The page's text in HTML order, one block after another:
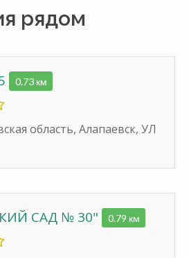
рядом
0.73 км
область, Алапаевск, УЛ
САД № 30" 0.79 км